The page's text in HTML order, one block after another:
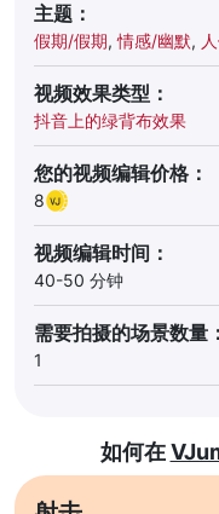
主题：
假期/假期,情感/幽默,
视频效果类型：
抖音上的绿背布效果
您的视频编辑价格：
8
视频编辑时间：
40-50 分钟
需要拍摄的场景数量：
1
如何在